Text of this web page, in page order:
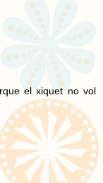
el xiquet no vol